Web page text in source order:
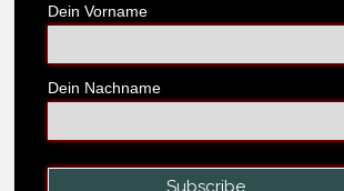
Dein Vorname
Dein Nachname